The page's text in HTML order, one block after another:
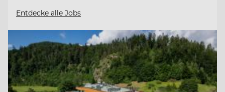
Entdecke alle Jobs